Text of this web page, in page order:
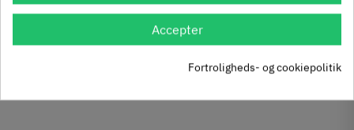
Accepter
Fortroligheds- og cookiepolitik